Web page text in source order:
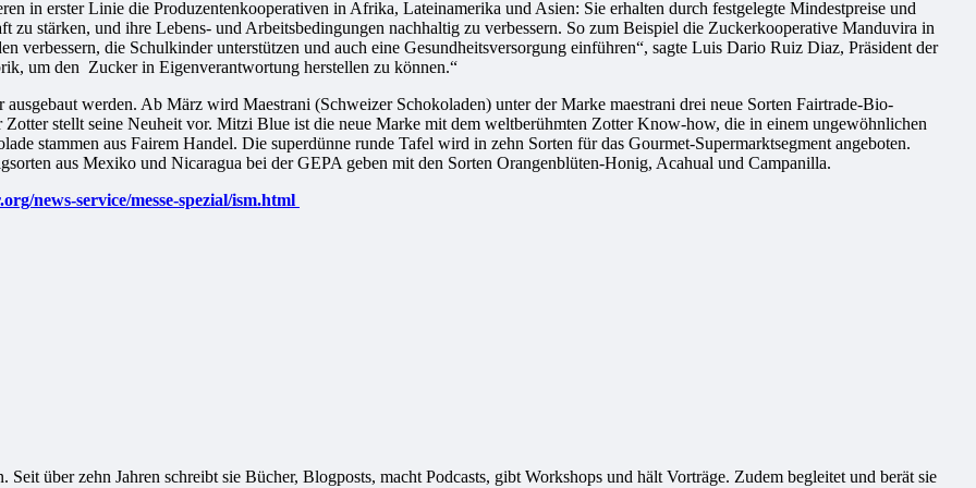
in erster Linie die Produzentenkooperativen in Afrika, Lateinamerika und Asien: Sie erhalten durch festgelegte Mindestpreise und
zu stärken, und ihre Lebens- und Arbeitsbedingungen nachhaltig zu verbessern. So zum Beispiel die Zuckerkooperative Manduvira in
verbessern, die Schulkinder unterstützen und auch eine Gesundheitsversorgung einführen“, sagte Luis Dario Ruiz Diaz, Präsident der
um den Zucker in Eigenverantwortung herstellen zu können.“
werden. Ab März wird Maestrani (Schweizer Schokoladen) unter der Marke maestrani drei neue Sorten Fairtrade-Bio-
stellt seine Neuheit vor. Mitzi Blue ist die neue Marke mit dem weltberühmten Zotter Know-how, die in einem ungewöhnlichen
stammen aus Fairem Handel. Die superdünne runde Tafel wird in zehn Sorten für das Gourmet-Supermarktsegment angeboten.
aus Mexiko und Nicaragua bei der GEPA geben mit den Sorten Orangenblüten-Honig, Acahual und Campanilla.
news-service/messe-spezial/ism.html
über zehn Jahren schreibt sie Bücher, Blogposts, macht Podcasts, gibt Workshops und hält Vorträge. Zudem begleitet und berät sie